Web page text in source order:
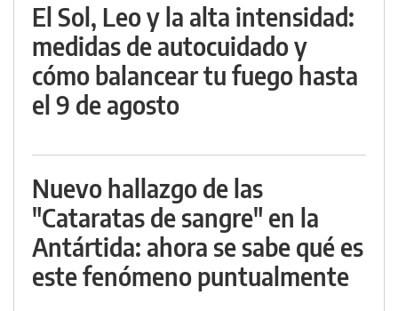
El Sol, Leo y la alta intensidad:
medidas de autocuidado y
cómo balancear tu fuego hasta
el 9 de agosto
Nuevo hallazgo de las
"Cataratas de sangre" en la
Antártida: ahora se sabe qué es
este fenómeno puntualmente